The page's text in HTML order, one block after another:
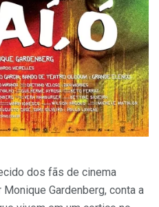
dos fãs de cinema
Gardenberg, conta a